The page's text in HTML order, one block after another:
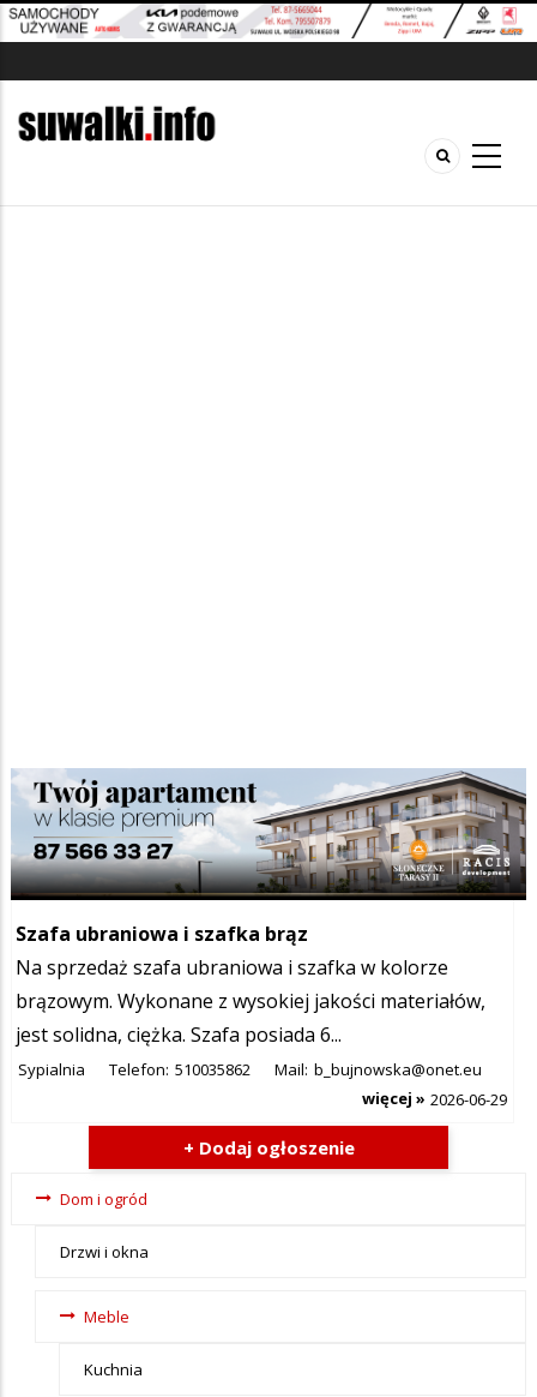
Szukana fraza w ogłoszeniach
Szafa ubraniowa i szafka brąz
Na sprzedaż szafa ubraniowa i szafka w kolorze
brązowym. Wykonane z wysokiej jakości materiałów,
jest solidna, ciężka. Szafa posiada 6...
Sypialnia Telefon: 510035862 Mail: b_bujnowska@onet.eu
2026-06-29
więcej »
+ Dodaj ogłoszenie
Ogłoszenia
menu-Dom
Dom i ogród
Drzwi i okna
Meble
Kuchnia